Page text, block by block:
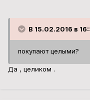
В 15.02.2016 в
покупают целыми?
Да , целиком .